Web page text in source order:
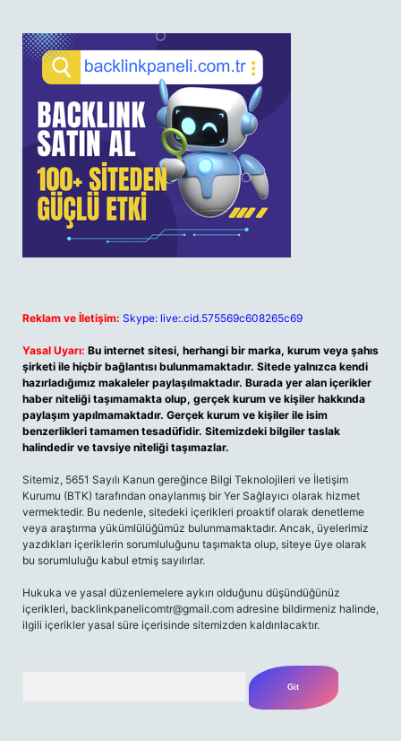
Reklam ve İletişim: Skype: live:.cid.575569c608265c69
Yasal Uyarı: Bu internet sitesi, herhangi bir marka, kurum veya şahıs
şirketi ile hiçbir bağlantısı bulunmamaktadır. Sitede yalnızca kendi
hazırladığımız makaleler paylaşılmaktadır. Burada yer alan içerikler
haber niteliği taşımamakta olup, gerçek kurum ve kişiler hakkında
paylaşım yapılmamaktadır. Gerçek kurum ve kişiler ile isim
benzerlikleri tamamen tesadüfidir. Sitemizdeki bilgiler taslak
halindedir ve tavsiye niteliği taşımazlar.
Sitemiz, 5651 Sayılı Kanun gereğince Bilgi Teknolojileri ve İletişim
Kurumu (BTK) tarafından onaylanmış bir Yer Sağlayıcı olarak hizmet
vermektedir. Bu nedenle, sitedeki içerikleri proaktif olarak denetleme
veya araştırma yükümlülüğümüz bulunmamaktadır. Ancak, üyelerimiz
yazdıkları içeriklerin sorumluluğunu taşımakta olup, siteye üye olarak
bu sorumluluğu kabul etmiş sayılırlar.
Hukuka ve yasal düzenlemelere aykırı olduğunu düşündüğünüz
içerikleri, backlinkpanelicomtr@gmail.com adresine bildirmeniz halinde,
ilgili içerikler yasal süre içerisinde sitemizden kaldırılacaktır.